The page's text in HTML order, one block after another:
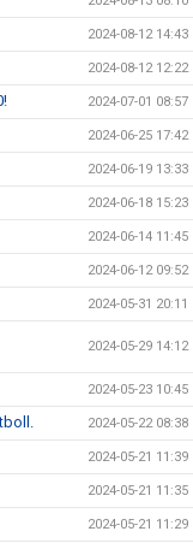
2024-08-12 14:43
2024-08-12 12:22
2024-07-01 08:57
2024-06-25 17:42
2024-06-19 13:33
2024-06-18 15:23
2024-06-14 11:45
2024-06-12 09:52
2024-05-31 20:11
2024-05-29 14:12
2024-05-23 10:45
2024-05-22 08:38
2024-05-21 11:39
2024-05-21 11:35
2024-05-21 11:29